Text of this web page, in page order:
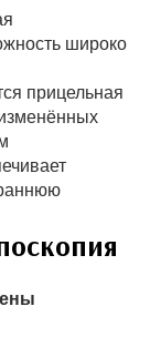
широко
прицельная